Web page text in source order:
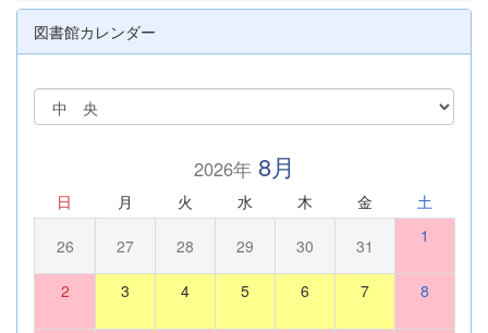
図書館カレンダー
2026年8月
日 月 火 水 木 金 土
26 27 28 29 30 31 1
2 3 4 5 6 7 8